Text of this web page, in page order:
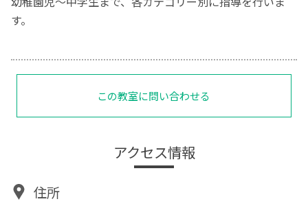
す。
この教室に問い合わせる
アクセス情報
住所